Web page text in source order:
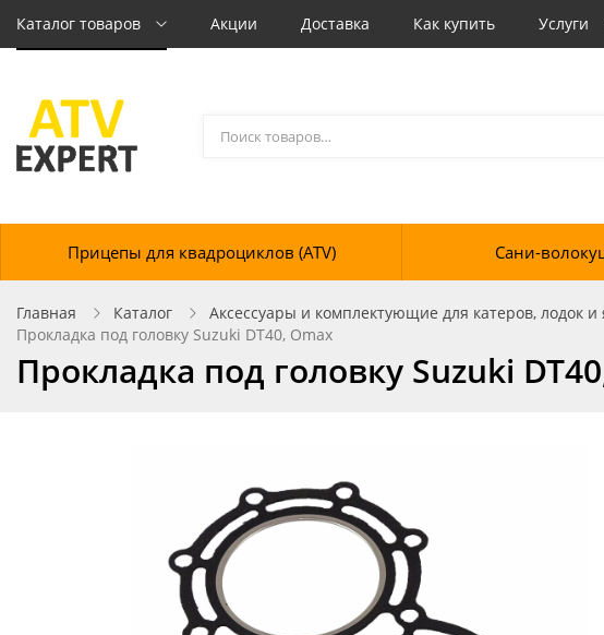
Каталог товаров Акции Доставка Как купить Услуги
Прицепы для квадроциклов (ATV) Сани-
Главная Каталог Аксессуары и комплектующие для катеров, лодок и
Прокладка под головку Suzuki DT40, Omax
Прокладка под головку Suzuki